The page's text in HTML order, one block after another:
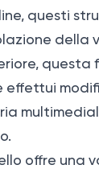
questi
della
questa
effettui
offre una